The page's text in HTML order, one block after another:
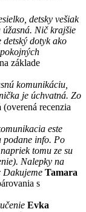
detsky vešiak
úžasná. Nič krajšie
detský dotyk ako
základe
komunikáciu,
je úchvatná. Zo
(overená recenzia
este
podane info. Po
tomu ze su
Nalepky na
Dakujeme Tamara
s
Evka